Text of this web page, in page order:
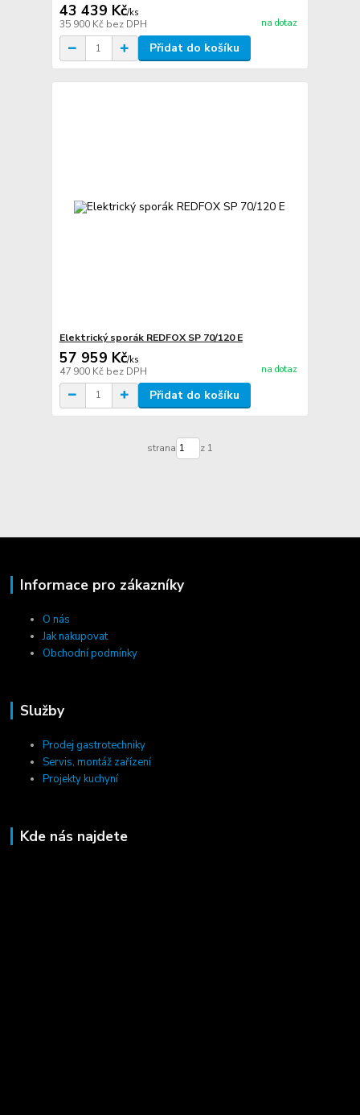
43 439 Kč/ks
35 900 Kč bez DPH na dotaz
Přidat do košíku
Elektrický sporák REDFOX SP 70/120 E
57 959 Kč/ks
47 900 Kč bez DPH na dotaz
Přidat do košíku
strana z 1
Informace pro zákazníky
O nás
Jak nakupovat
Obchodní podmínky
Služby
Prodej gastrotechniky
Servis, montáž zařízení
Projekty kuchyní
Kde nás najdete